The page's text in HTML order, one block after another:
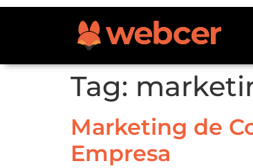
Tag:
Marketing de
Empresa